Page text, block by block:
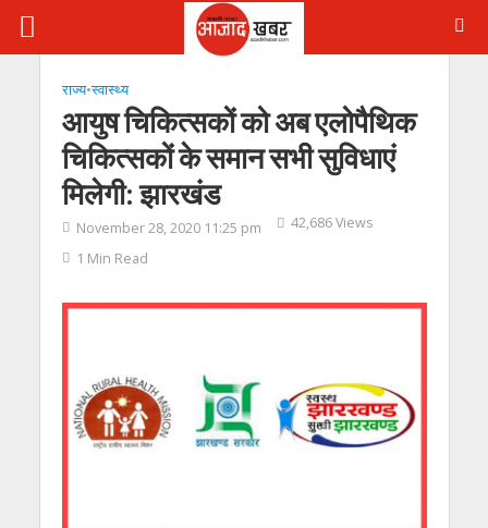
राज्य•स्‍वास्‍थ्‍य
आयुष चिकित्सकों को अब एलोपैथिक
चिकित्सकों के समान सभी सुविधाएं
मिलेगी: झारखंड
November 28, 2020 11:25 pm
42,686 Views
1 Min Read